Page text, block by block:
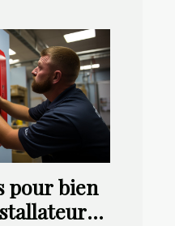
pour bien